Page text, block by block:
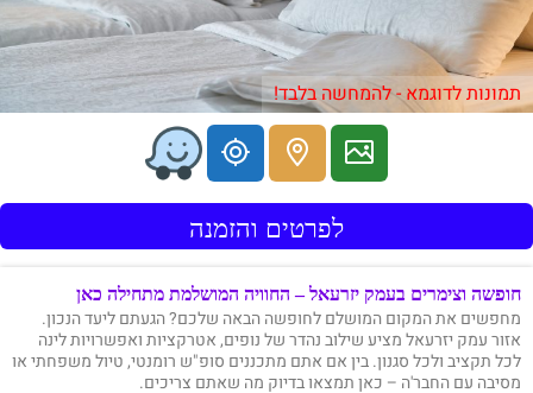
תמונות לדוגמא - להמחשה בלבד!
לפרטים והזמנה
חופשה וצימרים בעמק יזרעאל – החוויה המושלמת מתחילה כאן
מחפשים את המקום המושלם לחופשה הבאה שלכם? הגעתם ליעד הנכון.
אזור עמק יזרעאל מציע שילוב נהדר של נופים, אטרקציות ואפשרויות לינה
לכל תקציב ולכל סגנון. בין אם אתם מתכננים סופ"ש רומנטי, טיול משפחתי או
מסיבה עם החבר'ה – כאן תמצאו בדיוק מה שאתם צריכים.